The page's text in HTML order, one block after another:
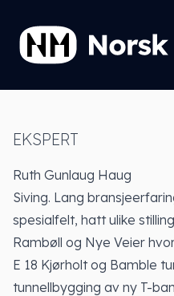
EKSPERT
Ruth Gunlaug Haug
Siving. Lang
spesialfelt, hatt ulike
Rambøll og Nye Veier
E 18 Kjørholt og Bamble
tunnellbygging av ny T-